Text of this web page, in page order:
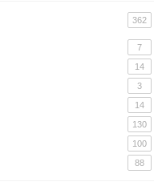
362
7
14
3
14
130
100
88